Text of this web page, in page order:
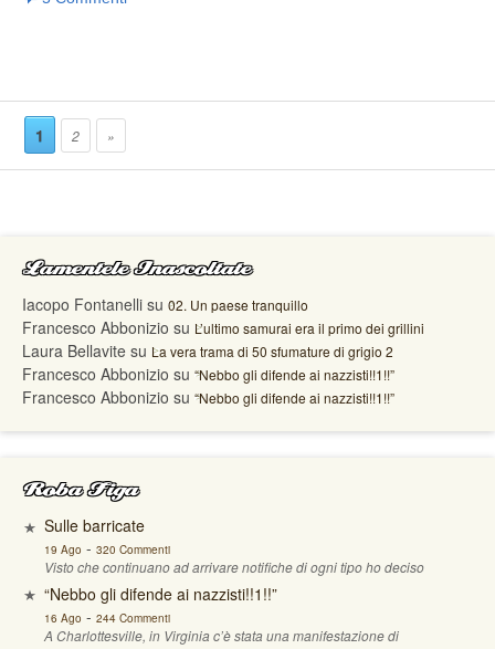
1 2 »
Lamentele Inascoltate
Iacopo Fontanelli su 02. Un paese tranquillo
Francesco Abbonizio su L’ultimo samurai era il primo dei grillini
Laura Bellavite su La vera trama di 50 sfumature di grigio 2
Francesco Abbonizio su “Nebbo gli difende ai nazzisti!!1!!”
Francesco Abbonizio su “Nebbo gli difende ai nazzisti!!1!!”
Roba Figa
Sulle barricate
19 Ago - 320 Commenti
Visto che continuano ad arrivare notifiche di ogni tipo ho deciso
“Nebbo gli difende ai nazzisti!!1!!”
16 Ago - 244 Commenti
A Charlottesville, in Virginia c’è stata una manifestazione di